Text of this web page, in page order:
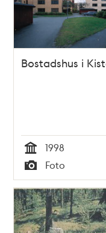
Bostadshus i
Tid
1998
Typ
Foto